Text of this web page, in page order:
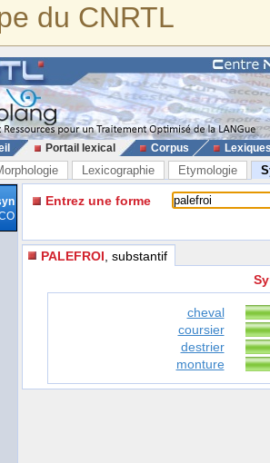
du CNRTL
Portail lexical Corpus
Lexicographie Etymologie
Entrez une forme
PALEFROI , substantif
cheval
coursier
destrier
monture